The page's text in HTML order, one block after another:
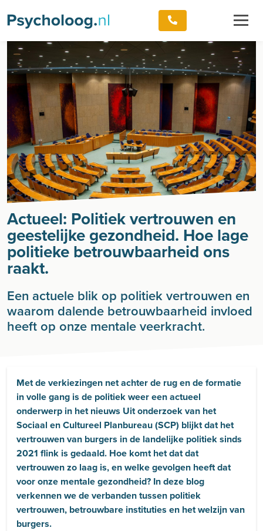
Actueel: Politiek vertrouwen en
geestelijke gezondheid. Hoe lage
politieke betrouwbaarheid ons
raakt.
Een actuele blik op politiek vertrouwen en
waarom dalende betrouwbaarheid invloed
heeft op onze mentale veerkracht.
Met de verkiezingen net achter de rug en de formatie
in volle gang is de politiek weer een actueel
onderwerp in het nieuws Uit onderzoek van het
Sociaal en Cultureel Planbureau (SCP) blijkt dat het
vertrouwen van burgers in de landelijke politiek sinds
2021 flink is gedaald. Hoe komt het dat dat
vertrouwen zo laag is, en welke gevolgen heeft dat
voor onze mentale gezondheid? In deze blog
verkennen we de verbanden tussen politiek
vertrouwen, betrouwbare instituties en het welzijn van
burgers.